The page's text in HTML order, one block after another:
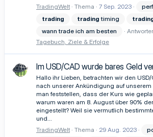
TradingWelt Thema 7 Sep. 2023
trading
trading timing
wann trade ich am besten
Tagebuch, Ziele & Erfolge
Im USD/CAD wurde bares Geld
Hallo ihr Lieben, betrachten wir den USD/
nach unserer Ankündigung auf unserem
man feststellen, dass der Kurs wie
warum waren am 8. August über 90%
eingestellt? Weil sie vermutlich
und...
TradingWelt Thema 29 Aug. 2023